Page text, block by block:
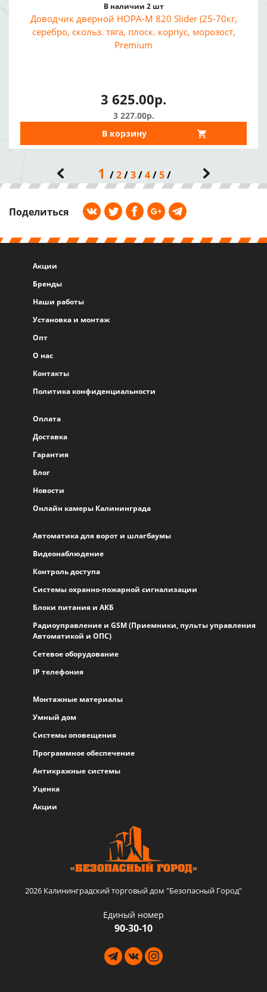
В наличии 2 шт
Доводчик дверной НОРА-М 820 Slider (25-70кг,
серебро, скольз. тяга, плоск. корпус, морозост,
Premium
3 625.00р.
3 227.00р.
В корзину
1 2 3 4 5
Поделиться
Акции
Бренды
Наши работы
Установка и монтаж
Опт
О нас
Контакты
Политика конфиденциальности
Оплата
Доставка
Гарантия
Блог
Новости
Онлайн камеры Калининграда
Автоматика для ворот и шлагбаумы
Видеонаблюдение
Контроль доступа
Системы охранно-пожарной сигнализации
Блоки питания и АКБ
Радиоуправление и GSM (Приемники, пульты управления
Автоматикой и ОПС)
Сетевое оборудование
IP телефония
Монтажные материалы
Умный дом
Системы оповещения
Программное обеспечение
Антикражные системы
Уценка
Акции
2026 Калининградский торговый дом "Безопасный Город"
Единый номер
90-30-10